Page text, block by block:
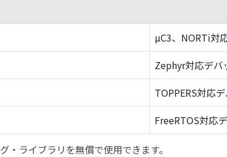
µC3、NORTi対
Zephyr対応デバ
TOPPERS対応
FreeRTOS対応
ライブラリを無償で使用できます。